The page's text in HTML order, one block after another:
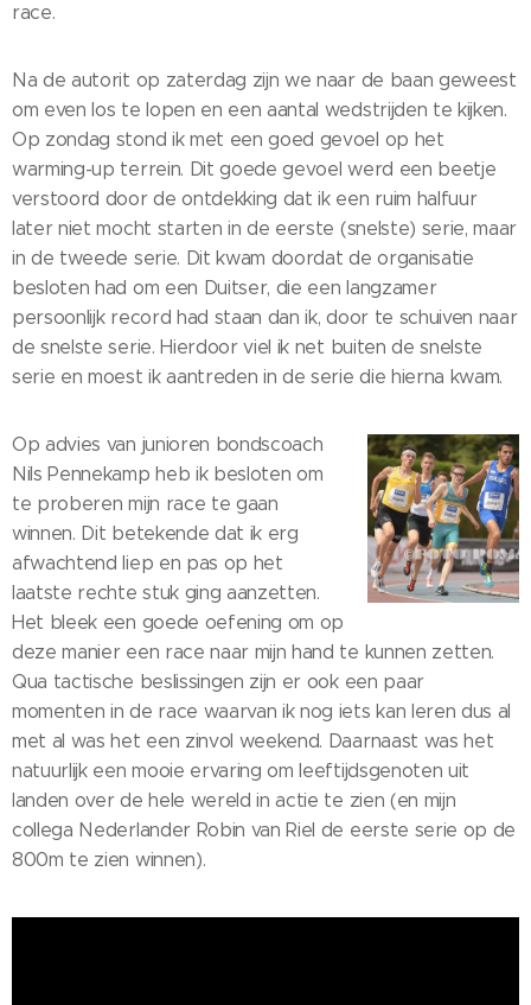
race.
Na de autorit op zaterdag zijn we naar de baan geweest
om even los te lopen en een aantal wedstrijden te kijken.
Op zondag stond ik met een goed gevoel op het
warming-up terrein. Dit goede gevoel werd een beetje
verstoord door de ontdekking dat ik een ruim halfuur
later niet mocht starten in de eerste (snelste) serie, maar
in de tweede serie. Dit kwam doordat de organisatie
besloten had om een Duitser, die een langzamer
persoonlijk record had staan dan ik, door te schuiven naar
de snelste serie. Hierdoor viel ik net buiten de snelste
serie en moest ik aantreden in de serie die hierna kwam.
Op advies van junioren bondscoach
Nils Pennekamp heb ik besloten om
te proberen mijn race te gaan
winnen. Dit betekende dat ik erg
afwachtend liep en pas op het
laatste rechte stuk ging aanzetten.
Het bleek een goede oefening om op
deze manier een race naar mijn hand te kunnen zetten.
Qua tactische beslissingen zijn er ook een paar
momenten in de race waarvan ik nog iets kan leren dus al
met al was het een zinvol weekend. Daarnaast was het
natuurlijk een mooie ervaring om leeftijdsgenoten uit
landen over de hele wereld in actie te zien (en mijn
collega Nederlander Robin van Riel de eerste serie op de
800m te zien winnen).